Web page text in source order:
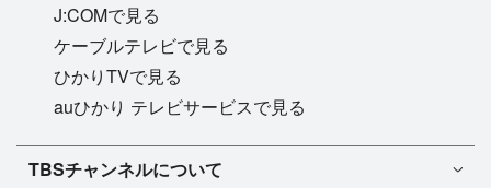
J:COMで見る
ケーブルテレビで見る
ひかりTVで見る
auひかり テレビサービスで見る
TBSチャンネル1
TBSチャンネルについて